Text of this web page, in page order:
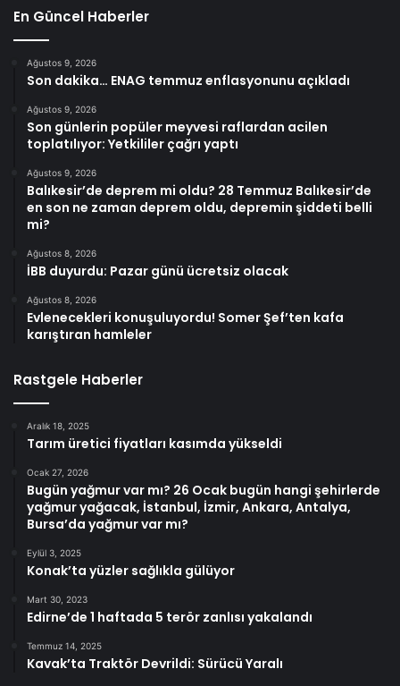
En Güncel Haberler
Ağustos 9, 2026
Son dakika… ENAG temmuz enflasyonunu açıkladı
Ağustos 9, 2026
Son günlerin popüler meyvesi raflardan acilen
toplatılıyor: Yetkililer çağrı yaptı
Ağustos 9, 2026
Balıkesir’de deprem mi oldu? 28 Temmuz Balıkesir’de
en son ne zaman deprem oldu, depremin şiddeti belli
mi?
Ağustos 8, 2026
İBB duyurdu: Pazar günü ücretsiz olacak
Ağustos 8, 2026
Evlenecekleri konuşuluyordu! Somer Şef’ten kafa
karıştıran hamleler
Rastgele Haberler
Aralık 18, 2025
Tarım üretici fiyatları kasımda yükseldi
Ocak 27, 2026
Bugün yağmur var mı? 26 Ocak bugün hangi şehirlerde
yağmur yağacak, İstanbul, İzmir, Ankara, Antalya,
Bursa’da yağmur var mı?
Eylül 3, 2025
​Konak’ta yüzler sağlıkla gülüyor
Mart 30, 2023
Edirne’de 1 haftada 5 terör zanlısı yakalandı
Temmuz 14, 2025
Kavak’ta Traktör Devrildi: Sürücü Yaralı